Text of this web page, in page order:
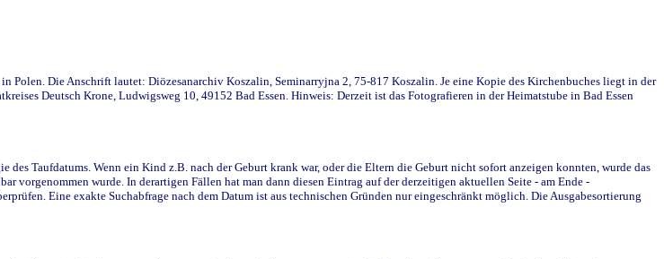
Die Anschrift lautet: Diözesanarchiv Koszalin, Seminarryjna 2, 75-817 Koszalin. Je eine Kopie des Kirchenbuches liegt in der
Deutsch Krone, Ludwigsweg 10, 49152 Bad Essen. Hinweis: Derzeit ist das Fotografieren in der Heimatstube in Bad Essen
Taufdatums. Wenn ein Kind z.B. nach der Geburt krank war, oder die Eltern die Geburt nicht sofort anzeigen konnten, wurde das
vorgenommen wurde. In derartigen Fällen hat man dann diesen Eintrag auf der derzeitigen aktuellen Seite - am Ende -
Eine exakte Suchabfrage nach dem Datum ist aus technischen Gründen nur eingeschränkt möglich. Die Ausgabesortierung